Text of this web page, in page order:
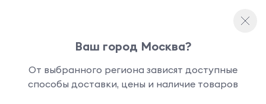
наличии
Ваш город Москва?
От выбранного региона зависят доступные
способы доставки, цены и наличие товаров